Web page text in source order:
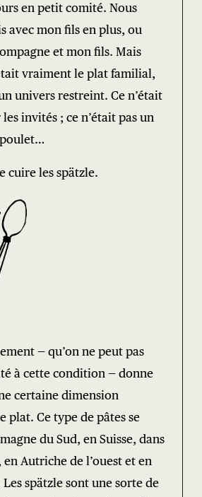
en petit comité. Nous
avec mon fils en plus, ou
et mon fils. Mais
vraiment le plat familial,
univers restreint. Ce n’était
invités ; ce n’était pas un
cuire les spätzle.
— qu’on ne peut pas
à cette condition — donne
certaine dimension
plat. Ce type de pâtes se
du Sud, en Suisse, dans
Autriche de l’ouest et en
spätzle sont une sorte de